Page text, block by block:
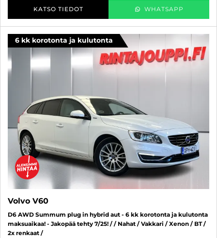
KATSO TIEDOT WHATSAPP
6 kk korotonta ja kulutonta
Volvo V60
D6 AWD Summum plug in hybrid aut - 6 kk korotonta ja kulutonta
maksuaikaa! - Jakopää tehty 7/25! / / Nahat / Vakkari / Xenon / BT /
2x renkaat /